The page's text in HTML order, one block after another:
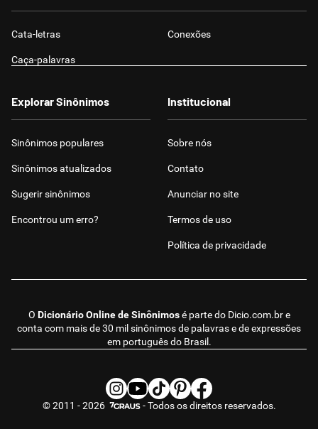
Cata-letras Conexões
Caça-palavras
O Dicionário Online de Sinônimosé parte do Dicio.com.bre
conta com mais de 30 mil sinônimos de palavras e de expressões
em português do Brasil.
Explorar Sinônimos
Sinônimos populares
Sinônimos atualizados
Sugerir sinônimos
Encontrou um erro?
Institucional
Sobre nós
Contato
Anunciar no site
Termos de uso
Política de privacidade
© 2011 - 2026 - Todos os direitos reservados.